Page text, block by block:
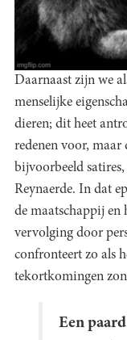
Daarnaast zijn we
menselijke
dieren; dit heet
redenen voor,
bijvoorbeeld
Reynaerde. In dat
de maatschappij en
vervolging door
confronteert zo als
tekortkomingen
Een